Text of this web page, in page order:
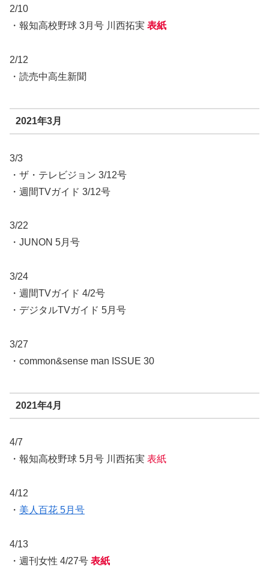
2/10
・報知高校野球 3月号 川西拓実 表紙
2/12
・読売中高生新聞
2021年3月
3/3
・ザ・テレビジョン 3/12号
・週間TVガイド 3/12号
3/22
・JUNON 5月号
3/24
・週間TVガイド 4/2号
・デジタルTVガイド 5月号
3/27
・common&sense man ISSUE 30
2021年4月
4/7
・報知高校野球 5月号 川西拓実 表紙
4/12
・ 美人百花 5月号
4/13
・週刊女性 4/27号 表紙